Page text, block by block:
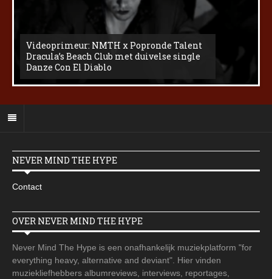
Videoprimeur: NMTH x Popronde Talent
Dracula’s Beach Club met duivelse single
Danze Con El Diablo
NEVER MIND THE HYPE
Contact
OVER NEVER MIND THE HYPE
Never Mind The Hype is een onafhankelijk muziekplatform "for
everything heavy, alternative and deviant". Hier vinden
muziekliefhebbers albumreviews, interviews, reportages,